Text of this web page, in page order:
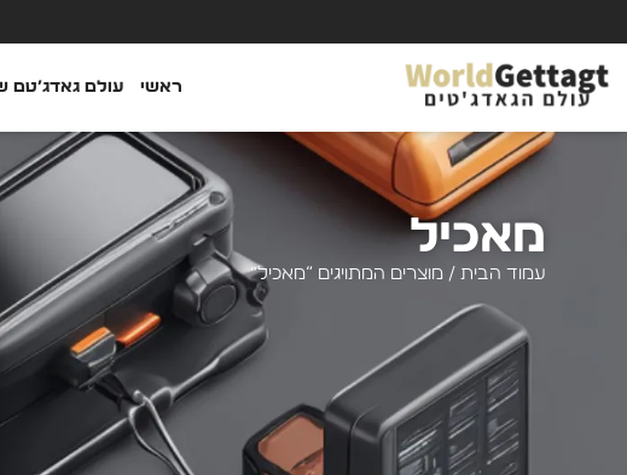
ראשי עולם גאדג’טם
מאכיל
עמוד הבית / מוצרים המתויגים “מאכיל”